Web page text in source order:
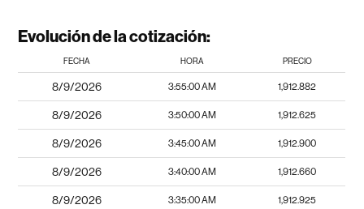
Evolución de la cotización:
FECHA HORA PRECIO
8/9/2026 3:55:00 AM 1,912.882
8/9/2026 3:50:00 AM 1,912.625
8/9/2026 3:45:00 AM 1,912.900
8/9/2026 3:40:00 AM 1,912.660
8/9/2026 3:35:00 AM 1,912.925